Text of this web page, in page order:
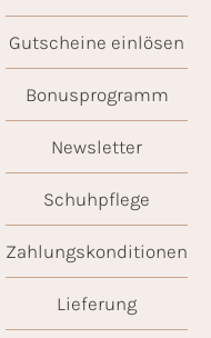
Gutscheine einlösen
Bonusprogramm
Newsletter
Schuhpflege
Zahlungskonditionen
Lieferung